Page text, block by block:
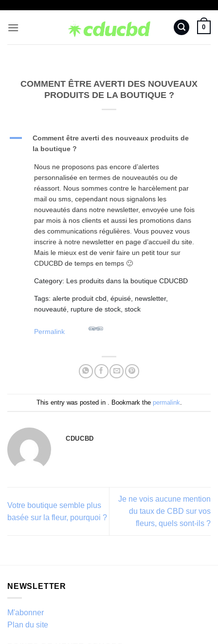
contenu
0
COMMENT ÊTRE AVERTI DES NOUVEAUX
PRODUITS DE LA BOUTIQUE ?
A
Comment être averti des nouveaux produits de
la boutique ?
Nous ne proposons pas encore d’alertes
personnalisée en termes de nouveautés ou de
réassort. Nous sommes contre le harcèlement par
mail ou sms, cependant nous signalons les
nouveautés dans notre newsletter, envoyée une fois
par mois à nos clients et aussi les promotions dans
des communications régulières. Vous pouvez vous
inscrire à notre newsletter en page d’accueil du site.
Mais le mieux est de venir faire un petit tour sur
CDUCBD de temps en temps 🙂
Category: Les produits dans la boutique CDUCBD
Tags: alerte produit cbd, épuisé, newsletter,
nouveauté, rupture de stock, stock
Permalink
This entry was posted in . Bookmark the permalink
CDUCBD
Votre boutique semble plus
basée sur la fleur, pourquoi ?
Je ne vois aucune mention
du taux de CBD sur vos
fleurs, quels sont-ils ?
NEWSLETTER
M'abonner
Plan du site